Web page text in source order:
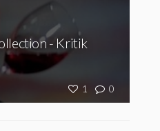
1 0
- Kritik